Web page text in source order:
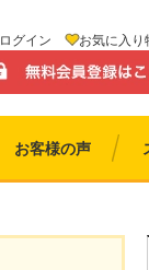
ログイン お気に入り
お客様の声